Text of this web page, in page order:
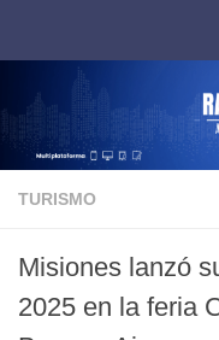
TURISMO
Misiones lanzó
2025 en la feria